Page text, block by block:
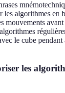
les algorithmes en
mouvements avant
le cube
les